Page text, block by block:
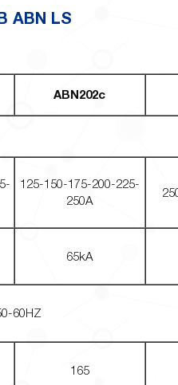
ABN LS
ABN202c
125-150-175-200-225-
250A
65kA
60HZ
165